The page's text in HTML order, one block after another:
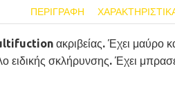
ΠΕΡΙΓΡΑΦΉ
ακριβείας. Έχει μαύρο
ειδικής σκλήρυνσης. Έχει